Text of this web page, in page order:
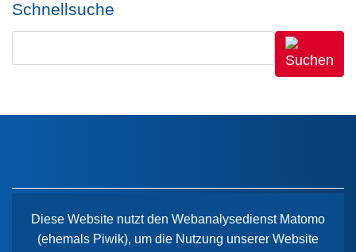
Schnellsuche
Der Paritätische Sachsen-Anhalt
Diese Website nutzt den Webanalysedienst Matomo
(ehemals Piwik), um die Nutzung unserer Website